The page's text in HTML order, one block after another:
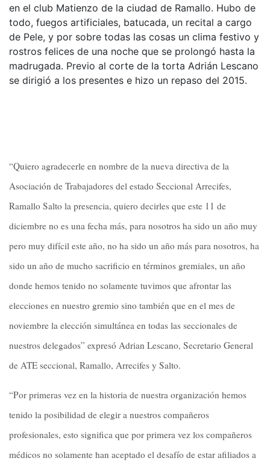
en el club Matienzo de la ciudad de Ramallo. Hubo de
todo, fuegos artificiales, batucada, un recital a cargo
de Pele, y por sobre todas las cosas un clima festivo y
rostros felices de una noche que se prolongó hasta la
madrugada. Previo al corte de la torta Adrián Lescano
se dirigió a los presentes e hizo un repaso del 2015.
“Quiero agradecerle en nombre de la nueva directiva de la
Asociación de Trabajadores del estado Seccional Arrecifes,
Ramallo Salto la presencia, quiero decirles que este 11 de
diciembre no es una fecha más, para nosotros ha sido un año muy
pero muy difícil este año, no ha sido un año más para nosotros, ha
sido un año de mucho sacrificio en términos gremiales, un año
donde hemos tenido no solamente tuvimos que afrontar las
elecciones en nuestro gremio sino también que en el mes de
noviembre la elección simultánea en todas las seccionales de
nuestros delegados” expresó Adrian Lescano, Secretario General
de ATE seccional, Ramallo, Arrecifes y Salto.
“Por primeras vez en la historia de nuestra organización hemos
tenido la posibilidad de elegir a nuestros compañeros
profesionales, esto significa que por primera vez los compañeros
médicos no solamente han aceptado el desafío de estar afiliados a